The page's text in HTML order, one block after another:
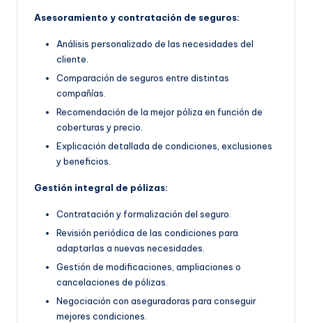
Asesoramiento y contratación de seguros:
Análisis personalizado de las necesidades del
cliente.
Comparación de seguros entre distintas
compañías.
Recomendación de la mejor póliza en función de
coberturas y precio.
Explicación detallada de condiciones, exclusiones
y beneficios.
Gestión integral de pólizas:
Contratación y formalización del seguro.
Revisión periódica de las condiciones para
adaptarlas a nuevas necesidades.
Gestión de modificaciones, ampliaciones o
cancelaciones de pólizas.
Negociación con aseguradoras para conseguir
mejores condiciones.